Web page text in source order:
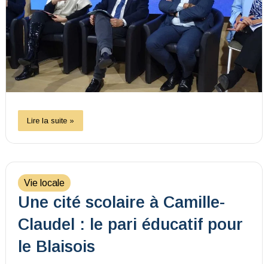
Lire la suite »
Vie locale
Une cité scolaire à Camille-
Claudel : le pari éducatif pour
le Blaisois